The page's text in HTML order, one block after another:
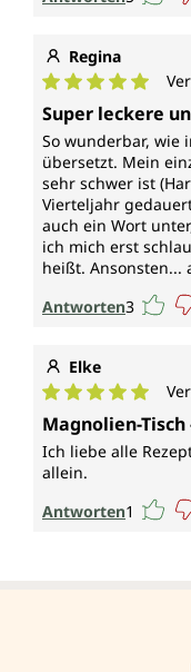
Regina
Durchschnittliche
Super leckere
So wunderbar, wie
übersetzt. Mein
sehr schwer ist
Vierteljahr
auch ein Wort
ich mich erst
heißt. Ansonsten...
Antworten3
Elke
Durchschnittliche
Magnolien-Tisch
Ich liebe alle
allein.
Antworten1